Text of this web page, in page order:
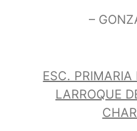
–
ESC. PRIMARIA
LARROQUE